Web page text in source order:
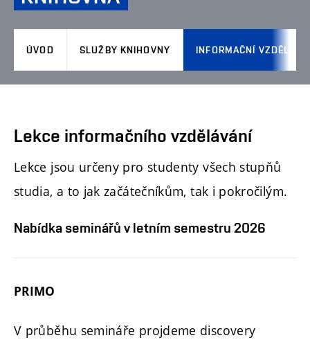
ÚVOD SLUŽBY KNIHOVNY INFORMAČNÍ
Lekce informačního vzdělávání
Lekce jsou určeny pro studenty všech stupňů
studia, a to jak začátečníkům, tak i pokročilým.
Nabídka seminářů v letním semestru 2026
PRIMO
V průběhu semináře projdeme discovery